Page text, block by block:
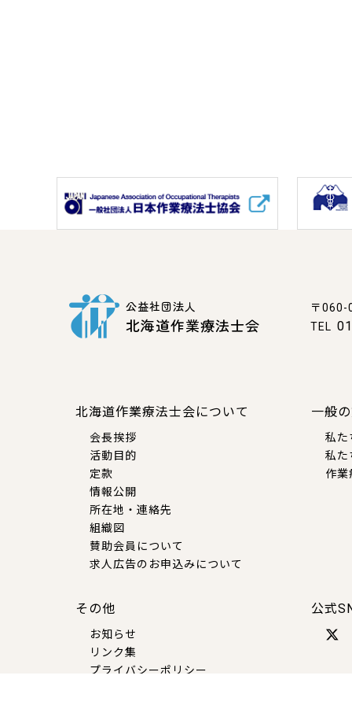
公益社団法人
北海道作業療法士会
〒060-
TEL
北海道作業療法士会について
会長挨拶
活動目的
定款
情報公開
所在地・連絡先
組織図
賛助会員について
求人広告のお申込みについて
一般
私た
私た
作業
その他
お知らせ
リンク集
プライバシーポリシー
公式